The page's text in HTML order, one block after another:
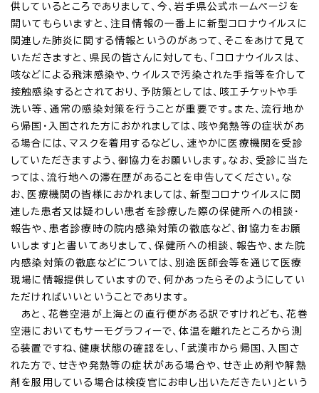
供しているところでありまして、今、岩手県公式ホームページを
開いてもらいますと、注目情報の一番上に新型コロナウイルスに
関連した肺炎に関する情報というのがあって、そこをあけて見て
いただきますと、県民の皆さんに対しても、「コロナウイルスは、
咳などによる飛沫感染や、ウイルスで汚染された手指等を介して
接触感染するとされており、予防策としては、咳エチケットや手
洗い等、通常の感染対策を行うことが重要です。また、流行地か
ら帰国・入国された方におかれましては、咳や発熱等の症状があ
る場合には、マスクを着用するなどし、速やかに医療機関を受診
していただきますよう、御協力をお願いします。なお、受診に当た
っては、流行地への滞在歴があることを申告してください。な
お、医療機関の皆様におかれましては、新型コロナウイルスに関
連した患者又は疑わしい患者を診療した際の保健所への相談・
報告や、患者診療時の院内感染対策の徹底など、御協力をお願
いします」と書いてありまして、保健所への相談、報告や、また院
内感染対策の徹底などについては、別途医師会等を通じて医療
現場に情報提供していますので、何かあったらそのようにしてい
ただければいいということであります。
あと、花巻空港が上海との直行便がある訳ですけれども、花巻
空港においてもサーモグラフィーで、体温を離れたところから測
る装置ですね、健康状態の確認をし、「武漢市から帰国、入国さ
れた方で、せきや発熱等の症状がある場合や、せき止め剤や解熱
剤を服用している場合は検疫官にお申し出いただきたい」という